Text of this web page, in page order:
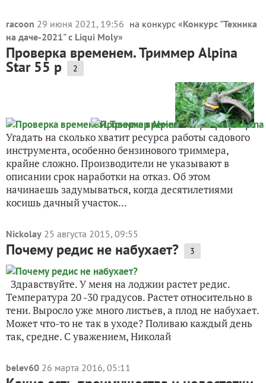
racoon 29 июня 2021, 19:56 на конкурс «Конкурс "Техника
на даче-2021" с Liqui Moly»
Проверка временем. Триммер Alpina
Star 55 p 2
Угадать на сколько хватит ресурса работы садового
инструмента, особенно бензинового триммера,
крайне сложно. Производители не указывают в
описании срок наработки на отказ. Об этом
начинаешь задумываться, когда десятилетиями
косишь дачный участок...
Nickolay 25 августа 2015, 09:55
Почему редис не набухает? 3
Здравствуйте. У меня на лоджии растет редис.
Температура 20 -30 градусов. Растет относительно в
тени. Выросло уже много листьев, а плод не набухает.
Может что-то не так в уходе? Поливаю каждый день
так, средне. С уважением, Николай
belev60 26 марта 2016, 05:11